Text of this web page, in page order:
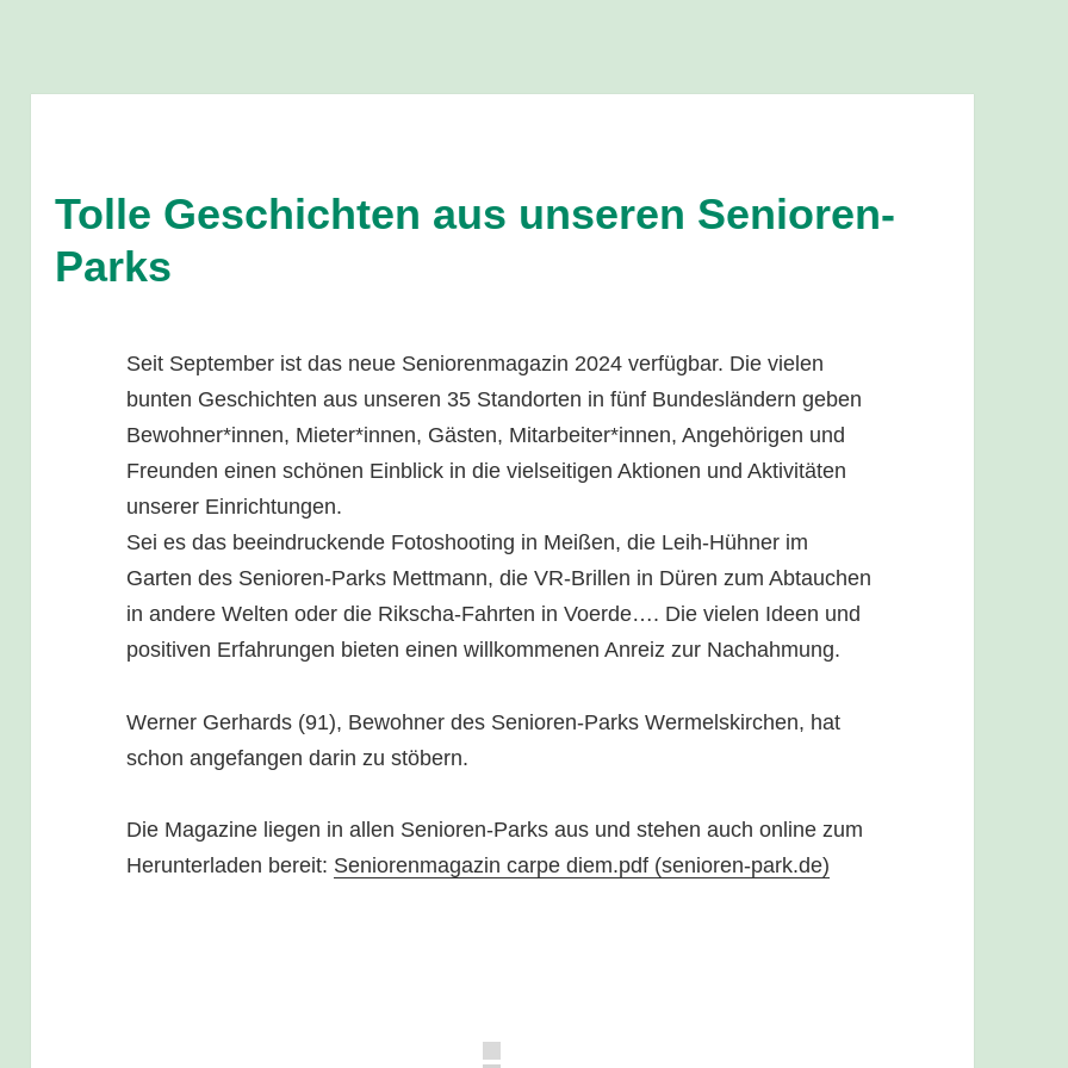
Tolle Geschichten aus unseren Senioren-
Parks
Seit September ist das neue Seniorenmagazin 2024 verfügbar. Die vielen
bunten Geschichten aus unseren 35 Standorten in fünf Bundesländern geben
Bewohner*innen, Mieter*innen, Gästen, Mitarbeiter*innen, Angehörigen und
Freunden einen schönen Einblick in die vielseitigen Aktionen und Aktivitäten
unserer Einrichtungen.
Sei es das beeindruckende Fotoshooting in Meißen, die Leih-Hühner im
Garten des Senioren-Parks Mettmann, die VR-Brillen in Düren zum Abtauchen
in andere Welten oder die Rikscha-Fahrten in Voerde…. Die vielen Ideen und
positiven Erfahrungen bieten einen willkommenen Anreiz zur Nachahmung.
Werner Gerhards (91), Bewohner des Senioren-Parks Wermelskirchen, hat
schon angefangen darin zu stöbern.
Die Magazine liegen in allen Senioren-Parks aus und stehen auch online zum
Herunterladen bereit: Seniorenmagazin carpe diem.pdf (senioren-park.de)